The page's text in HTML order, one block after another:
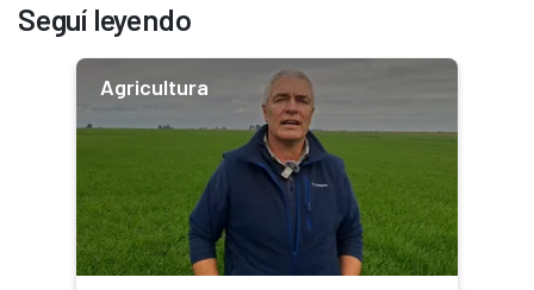
Seguí leyendo
Agricultura